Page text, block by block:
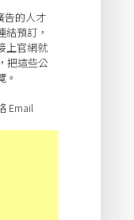
告的人才
預訂，
上官網就
把這些公
。
Email